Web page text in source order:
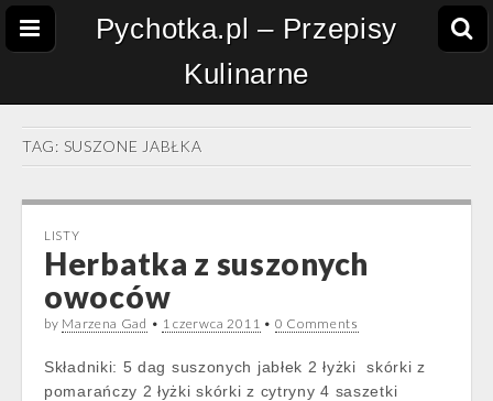
Pychotka.pl – Przepisy
Kulinarne
TAG: SUSZONE JABŁKA
LISTY
Herbatka z suszonych
owoców
by Marzena Gad • 1 czerwca 2011 • 0 Comments
Składniki: 5 dag suszonych jabłek 2 łyżki skórki z
pomarańczy 2 łyżki skórki z cytryny 4 saszetki